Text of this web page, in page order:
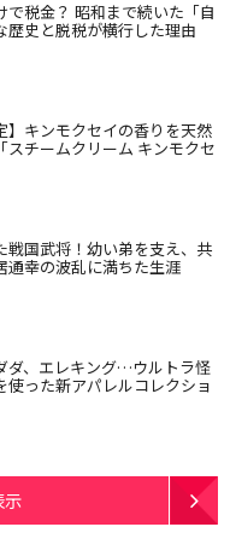
で税金？ 昭和まで続いた「自
歴史と脱税が横行した理由
】キンモクセイの香りを天然
スチームクリーム キンモクセ
戦国武将！幼い弟を支え、共
通幸の波乱に満ちた生涯
ダ、エレキング…ウルトラ怪
使った新アパレルコレクショ
示